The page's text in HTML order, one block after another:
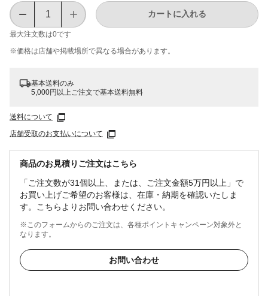
最大注文数は0です
カートに入れる
※価格は​店舗や​掲載場所で​異なる​場合が​あります。
基本送料のみ
5,000円以上ご注文で基本送料無料
送料について
店舗受取のお支払いについて
商品のお見積りご注文はこちら
「ご注文数が31個以上、または、ご注文金額5万円以上」で
お買い上げご希望のお客様は、在庫・納期を確認いたしま
す。こちらよりお問い合わせください。
※このフォームからのご注文は、各種ポイントキャンペーン対象外と
なります。
お問い合わせ